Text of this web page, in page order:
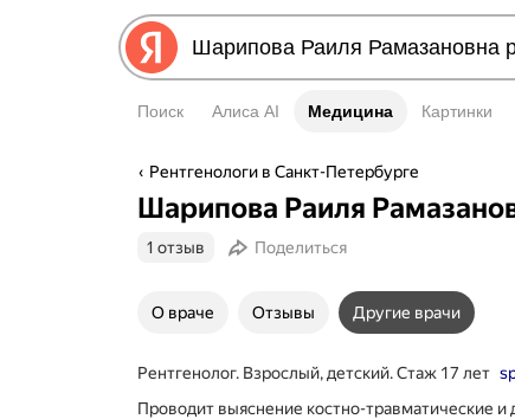
Поиск Алиса AI Медицина
Медицина Картинки
Рентгенологи в Санкт-Петербурге
Шарипова Раиля
1 отзыв Поделиться
О враче Отзывы Другие врачи
Рентгенолог. Взрослый, детский. Стаж 17 лет
Проводит выяснение костно-травматические